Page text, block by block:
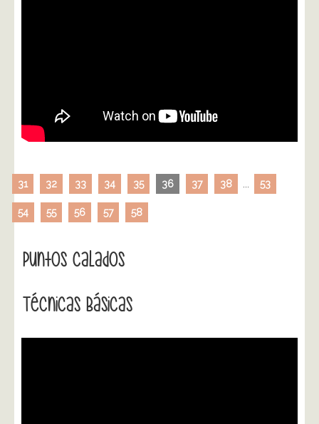
31 32 33 34 35 36 37 38 53
54 55 56 57 58
Puntos Calados
Técnicas Básicas